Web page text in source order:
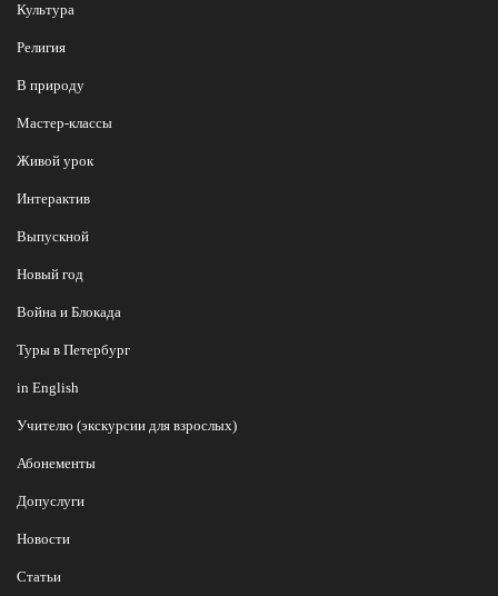
Культура
Религия
В природу
Мастер-классы
Живой урок
Интерактив
Выпускной
Новый год
Война и Блокада
Туры в Петербург
in English
Учителю (экскурсии для взрослых)
Абонементы
Допуслуги
Новости
Статьи